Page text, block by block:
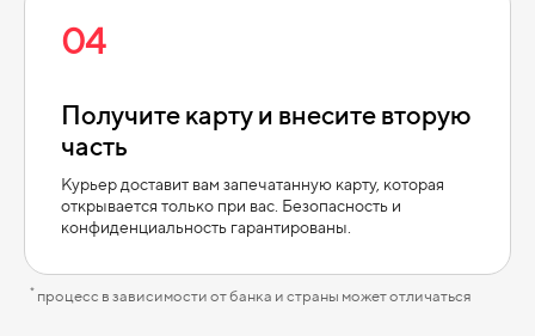
04
Получите карту и внесите вторую
часть
Курьер доставит вам запечатанную карту, которая
открывается только при вас. Безопасность и
конфиденциальность гарантированы.
* процесс в зависимости от банка и страны может отличаться